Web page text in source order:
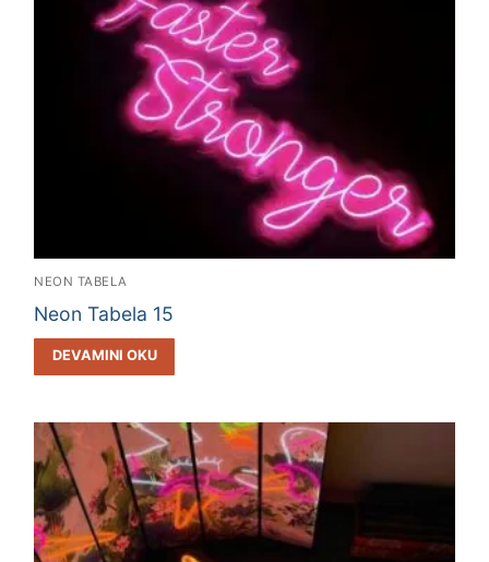
NEON TABELA
Neon Tabela 15
DEVAMINI OKU